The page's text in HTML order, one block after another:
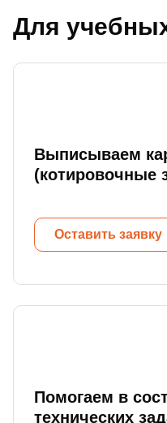
Для
Выписываем
(котировочные
Оставить заявку
Помогаем в
технических